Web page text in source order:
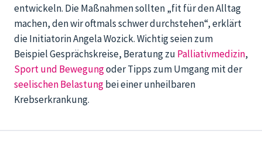
entwickeln. Die Maßnahmen sollten „fit für den Alltag
machen, den wir oftmals schwer durchstehen“, erklärt
die Initiatorin Angela Wozick. Wichtig seien zum
Beispiel Gesprächskreise, Beratung zu Palliativmedizin,
Sport und Bewegungoder Tipps zum Umgang mit der
seelischen Belastungbei einer unheilbaren
Krebserkrankung.